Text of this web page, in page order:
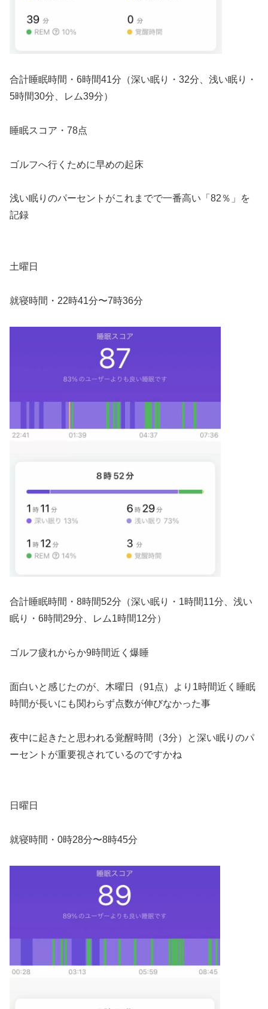
合計睡眠時間・6時間41分（深い眠り・32分、浅い眠り・
5時間30分、レム39分）
睡眠スコア・78点
ゴルフへ行くために早めの起床
浅い眠りのパーセントがこれまでで一番高い「82％」を
記録
土曜日
就寝時間・22時41分〜7時36分
合計睡眠時間・8時間52分（深い眠り・1時間11分、浅い
眠り・6時間29分、レム1時間12分）
ゴルフ疲れからか9時間近く爆睡
面白いと感じたのが、木曜日（91点）より1時間近く睡眠
時間が長いにも関わらず点数が伸びなかった事
夜中に起きたと思われる覚醒時間（3分）と深い眠りのパ
ーセントが重要視されているのですかね
日曜日
就寝時間・0時28分〜8時45分